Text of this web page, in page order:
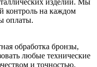
изделий. Мы
контроль на каждом
оплаты.
обработка бронзы,
любые технические
и точностью.